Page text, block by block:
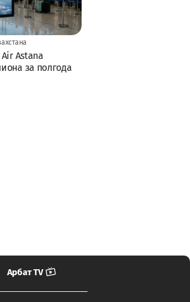
Astana
за полгода
Арбат TV